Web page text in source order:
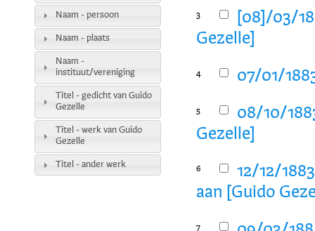
3
[08]/03/
Gezelle]
4 07/01/
5
08/10/
Gezelle]
6
12/12/
aan [Guido
7
Naam - persoon
Naam - plaats
Naam -
instituut/vereniging
Titel - gedicht van Guido
Gezelle
Titel - werk van Guido
Gezelle
Titel - ander werk